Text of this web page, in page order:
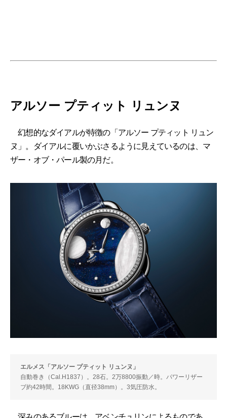
アルソー プティット リュンヌ
幻想的なダイアルが特徴の「アルソー プティット リュン
ヌ」。ダイアルに覆いかぶさるように見えているのは、マ
ザー・オブ・パール製の月だ。
エルメス「アルソー プティット リュンヌ」
自動巻き（Cal.H1837）。28石。2万8800振動／時。パワーリザー
ブ約42時間。18KWG（直径38mm）。3気圧防水。